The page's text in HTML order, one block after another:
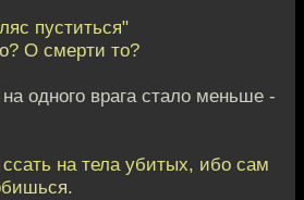
пуститься"
О смерти то?
одного врага стало меньше -
на тела убитых, ибо сам